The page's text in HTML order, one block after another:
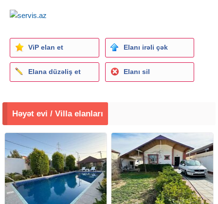
ViP elan et Elanı irəli çək
Elana düzəliş et Elanı sil
Həyət evi / Villa elanları